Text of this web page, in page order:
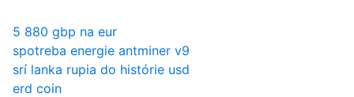
5 880 gbp na eur
spotreba energie antminer v9
srí lanka rupia do histórie usd
erd coin